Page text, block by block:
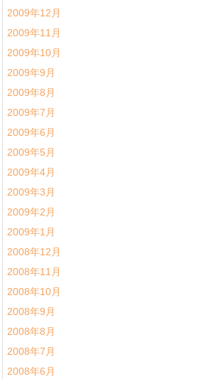
2009年12月
2009年11月
2009年10月
2009年9月
2009年8月
2009年7月
2009年6月
2009年5月
2009年4月
2009年3月
2009年2月
2009年1月
2008年12月
2008年11月
2008年10月
2008年9月
2008年8月
2008年7月
2008年6月